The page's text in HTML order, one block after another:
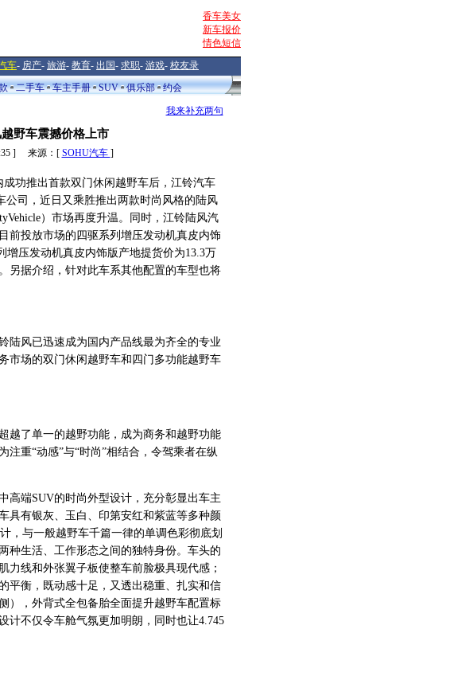
香车美女
新车报价
情色短信
车- 房产- 旅游- 教育- 出国- 求职- 游戏- 校友录
二手车 车主手册 SUV 俱乐部 约会
我来补充两句
野车震撼价格上市
] 来源：[ SOHU汽车 ]
功推出首款双门休闲越野车后，江铃汽车
司，近日又乘胜推出两款时尚风格的陆风
）市场再度升温。同时，江铃陆风汽
前投放市场的四驱系列增压发动机真皮内饰
增压发动机真皮内饰版产地提货价为13.3万
另据介绍，针对此车系其他配置的车型也将
风已迅速成为国内产品线最为齐全的专业
市场的双门休闲越野车和四门多功能越野车
了单一的越野功能，成为商务和越野功能
重“动感”与“时尚”相结合，令驾乘者在纵
端SUV的时尚外型设计，充分彰显出车主
具有银灰、玉白、印第安红和紫蓝等多种颜
，与一般越野车千篇一律的单调色彩彻底划
种生活、工作形态之间的独特身份。车头的
力线和外张翼子板使整车前脸极具现代感；
平衡，既动感十足，又透出稳重、扎实和信
），外背式全包备胎全面提升越野车配置标
计不仅令车舱气氛更加明朗，同时也让4.745